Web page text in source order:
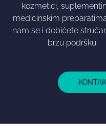
kozmetici,
medicinskim
nam se i dobićete
brzu podršku.